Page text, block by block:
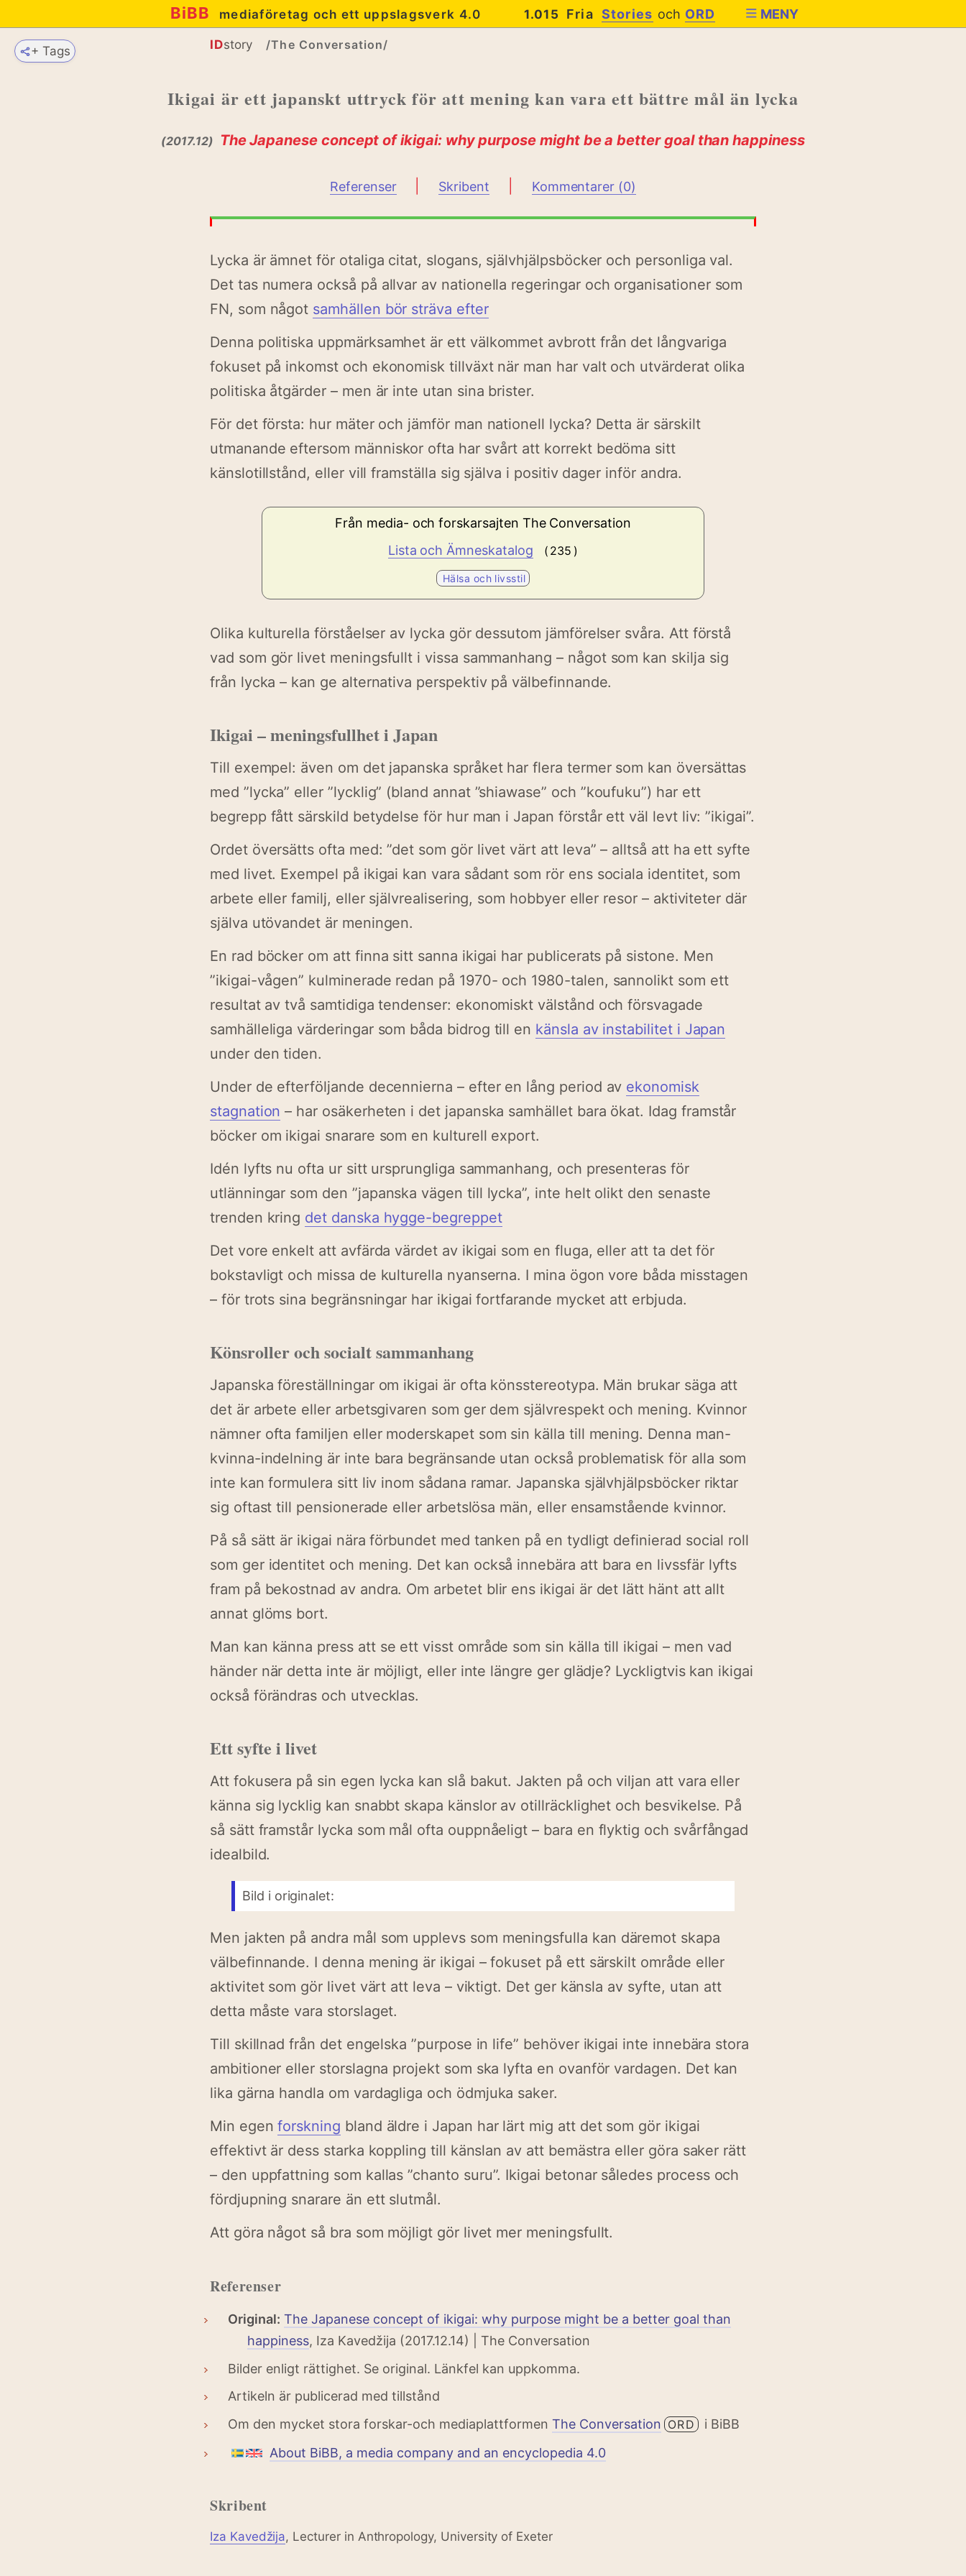
BiBB mediaföretag och ett uppslagsverk 4.0 1.015 Fria Stories och ORD MENY
+ Tags IDstory /The Conversation/
Ikigai är ett japanskt uttryck för att mening kan vara ett bättre mål än lycka
(2017.12) The Japanese concept of ikigai: why purpose might be a better goal than happiness
Referenser Skribent Kommentarer (0)
Lycka är ämnet för otaliga citat, slogans, självhjälpsböcker och personliga val.
Det tas numera också på allvar av nationella regeringar och organisationer som
FN, som något samhällen bör sträva efter
Denna politiska uppmärksamhet är ett välkommet avbrott från det långvariga
fokuset på inkomst och ekonomisk tillväxt när man har valt ­och utvärderat olika
politiska åtgärder – men är inte utan sina brister.
För det första: hur mäter och jämför man nationell lycka? Detta är särskilt
utmanande eftersom människor ofta har svårt att korrekt bedöma sitt
känslotillstånd, eller vill framställa sig själva i positiv dager inför andra.
Från media- och forskarsajten The Conversation
Lista och Ämneskatalog
( 235 )
Hälsa och livsstil
Olika kulturella förståelser av lycka gör dessutom jämförelser svåra. Att förstå
vad som gör livet meningsfullt i vissa sammanhang – något som kan skilja sig
från lycka – kan ge alternativa perspektiv på välbefinnande.
Ikigai – meningsfullhet i Japan
Till exempel: även om det japanska språket har flera termer som kan översättas
med ”lycka” eller ”lycklig” (bland annat ”shiawase” och ”koufuku”) har ett
begrepp fått särskild betydelse för hur man i Japan förstår ett väl levt liv: ”ikigai”.
Ordet översätts ofta med: ”det som gör livet värt att leva” – alltså att ha ett syfte
med livet. Exempel på ikigai kan vara sådant som rör ens sociala identitet, som
arbete eller familj, eller självrealisering, som hobbyer eller resor – aktiviteter där
själva utövandet är meningen.
En rad böcker om att finna sitt sanna ikigai har publicerats på sistone. Men
”ikigai-vågen” kulminerade redan på 1970- och 1980-talen, sannolikt som ett
resultat av två samtidiga tendenser: ekonomiskt välstånd och försvagade
samhälleliga värderingar som båda bidrog till en känsla av instabilitet i Japan
under den tiden.
Under de efterföljande decennierna – efter en lång period av ekonomisk
stagnation – har osäkerheten i det japanska samhället bara ökat. Idag framstår
böcker om ikigai snarare som en kulturell export.
Idén lyfts nu ofta ur sitt ursprungliga sammanhang, och presenteras för
utlänningar som den ”japanska vägen till lycka”, inte helt olikt den senaste
trenden kring det danska hygge-begreppet
Det vore enkelt att avfärda värdet av ikigai som en fluga, eller att ta det för
bokstavligt och missa de kulturella nyanserna. I mina ögon vore båda misstagen
– för trots sina begränsningar har ikigai fortfarande mycket att erbjuda.
Könsroller och socialt sammanhang
Japanska föreställningar om ikigai är ofta könsstereotypa. Män brukar säga att
det är arbete eller arbetsgivaren som ger dem självrespekt och mening. Kvinnor
nämner ofta familjen eller moderskapet som sin källa till mening. Denna man-
kvinna-indelning är inte bara begränsande utan också problematisk för alla som
inte kan formulera sitt liv inom sådana ramar. Japanska självhjälpsböcker riktar
sig oftast till pensionerade eller arbetslösa män, eller ensamstående kvinnor.
På så sätt är ikigai nära förbundet med tanken på en tydligt definierad social roll
som ger identitet och mening. Det kan också innebära att bara en livssfär lyfts
fram på bekostnad av andra. Om arbetet blir ens ikigai är det lätt hänt att allt
annat glöms bort.
Man kan känna press att se ett visst område som sin källa till ikigai – men vad
händer när detta inte är möjligt, eller inte längre ger glädje? Lyckligtvis kan ikigai
också förändras och utvecklas.
Ett syfte i livet
Att fokusera på sin egen lycka kan slå bakut. Jakten på och viljan att vara eller
känna sig lycklig kan snabbt skapa känslor av otillräcklighet och besvikelse. På
så sätt framstår lycka som mål ofta ouppnåeligt – bara en flyktig och svårfångad
idealbild.
Bild i originalet:
Men jakten på andra mål som upplevs som meningsfulla kan däremot skapa
välbefinnande. I denna mening är ikigai – fokuset på ett särskilt område eller
aktivitet som gör livet värt att leva – viktigt. Det ger känsla av syfte, utan att
detta måste vara storslaget.
Till skillnad från det engelska ”purpose in life” behöver ikigai inte innebära stora
ambitioner eller storslagna projekt som ska lyfta en ovanför vardagen. Det kan
lika gärna handla om vardagliga och ödmjuka saker.
Min egenforskning bland äldre i Japan har lärt mig att det som gör ikigai
effektivt är dess starka koppling till känslan av att bemästra eller göra saker rätt
– den uppfattning som kallas ”chanto suru”. Ikigai betonar således process och
fördjupning snarare än ett slutmål.
Att göra något så bra som möjligt gör livet mer meningsfullt.
Referenser
Original: The Japanese concept of ikigai: why purpose might be a better goal than
happiness, Iza Kavedžija (2017.12.14) | The Conversation
Bilder enligt rättighet. Se original. Länkfel kan uppkomma.
Artikeln är publicerad med tillstånd
Om den mycket stora forskar-och mediaplattformen The Conversation ORD
i BiBB
About BiBB, a media company and an encyclopedia 4.0
Skribent
Iza Kavedžija, Lecturer in Anthropology, University of Exeter